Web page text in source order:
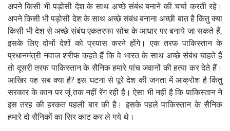
अपने किसी भी पड़ोसी देश के साथ अच्छे संबंध बनाने की चर्चा करती रहे।
अपने किसी भी पड़ोसी देश के साथ अच्छे संबंध बनाना अच्छी बात है किंतु क्या
किसी भी देश से अच्छे संबंध एकतरफा सोच के आधार पर बनाये जा सकते हैं,
इसके लिए दोनों देशों को प्रयास करने होंगे। एक तरफ पाकिस्तान के
प्रधानमंत्री नवाज शरीफ कहते हैं कि वे भारत के साथ अच्छे संबंध चाहते हैं
तो दूसरी तरफ पाकिस्तान के सैनिक हमारे पांच जवानों की हत्या कर देते हैं।
आखिर यह सब क्या है? इस घटना से पूरे देश की जनता में आक्रोश है किंतु
सरकार के कान पर जूं तक नहीं रेंग रही है। ऐसा भी नहीं है कि पाकिस्तान ने
इस तरह की हरकत पहली बार की है। इसके पहले पाकिस्तान के सैनिक
हमारे दो सैनिकों का सिर काट कर ले गये थे।